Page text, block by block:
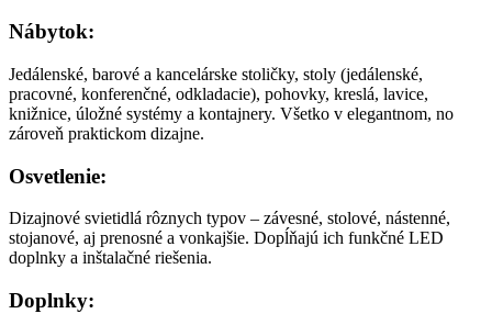
Nábytok:
Jedálenské, barové a kancelárske stoličky, stoly (jedálenské,
pracovné, konferenčné, odkladacie), pohovky, kreslá, lavice,
knižnice, úložné systémy a kontajnery. Všetko v elegantnom, no
zároveň praktickom dizajne.
Osvetlenie:
Dizajnové svietidlá rôznych typov – závesné, stolové, nástenné,
stojanové, aj prenosné a vonkajšie. Dopĺňajú ich funkčné LED
doplnky a inštalačné riešenia.
Doplnky: